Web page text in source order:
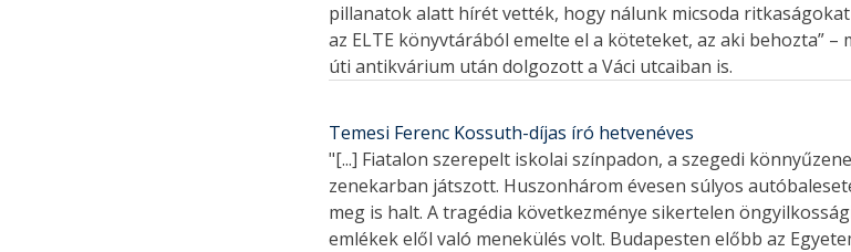
pillanatok alatt hírét vették, hogy nálunk micsoda
az ELTE könyvtárából emelte el a köteteket, az aki behozta” –
úti antikvárium után dolgozott a Váci utcaiban is.
Temesi Ferenc Kossuth-díjas író hetvenéves
"[...] Fiatalon szerepelt iskolai színpadon, a szegedi
zenekarban játszott. Huszonhárom évesen súlyos
meg is halt. A tragédia következménye sikertelen
emlékek elől való menekülés volt. Budapesten előbb az